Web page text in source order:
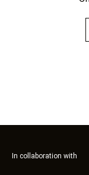
In collaboration with